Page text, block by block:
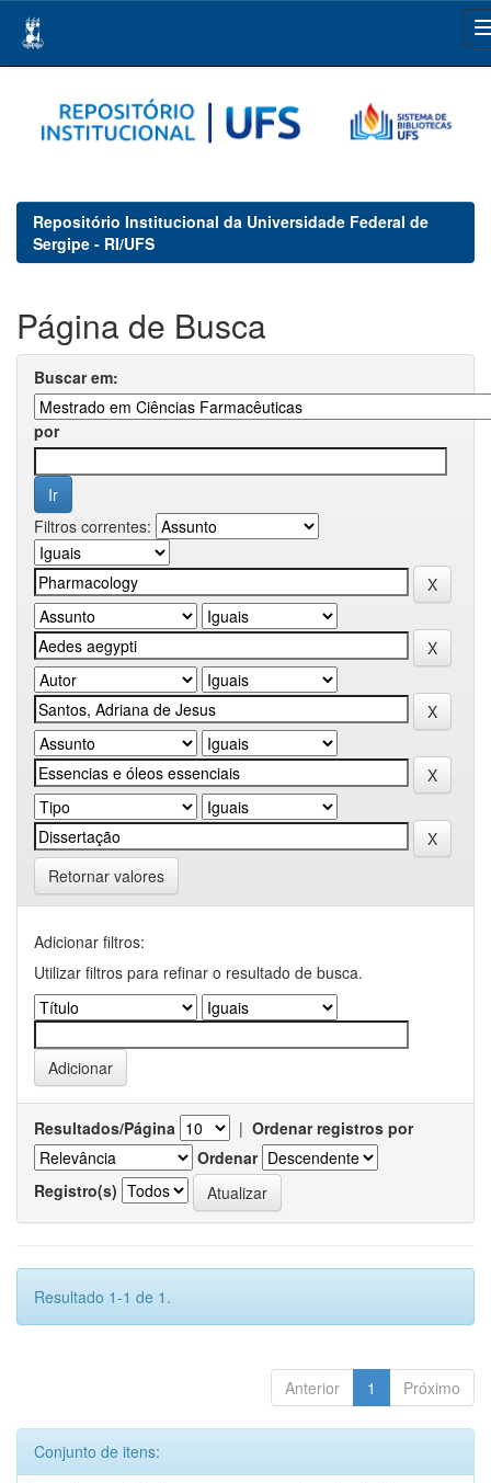
navigation
Repositório Institucional da Universidade Federal de
Sergipe - RI/UFS
Página de Busca
Buscar em:
por
Filtros correntes:
Retornar valores
Adicionar filtros:
Utilizar filtros para refinar o resultado de busca.
Resultados/Página | Ordenar registros por
Ordenar
Registro(s)
Resultado 1-1 de 1.
Anterior 1 Próximo
Conjunto de itens: